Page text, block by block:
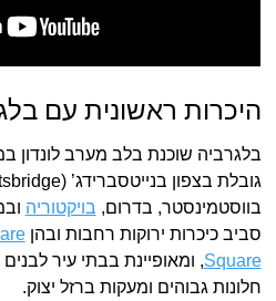
היכרות ראשונית עם
בלגרביה שוכנת בלב מערב לונדון
בווסטמינסטר, בדרום, בויקטוריה
סביב כיכרות ירוקות רחבות ובהן ‎
Square, ומאופיינת בבתי עיר
חלונות גבוהים ומעקות ברזל יצוק.